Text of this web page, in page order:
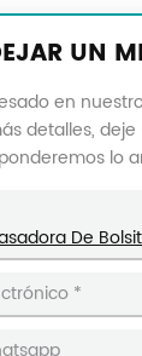
UN
en
detalles,
lo